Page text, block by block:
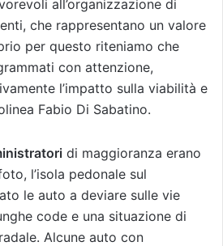
all’organizzazione di
che rappresentano un valore
per questo riteniamo che
con attenzione,
l’impatto sulla viabilità e
Fabio Di Sabatino.
di maggioranza erano
l’isola pedonale sul
le auto a deviare sulle vie
code e una situazione di
Alcune auto con